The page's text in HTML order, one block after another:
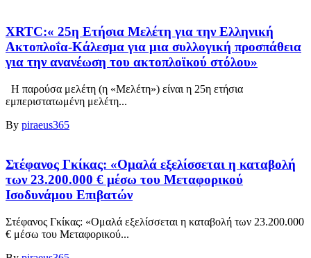
XRTC:« 25η Ετήσια Μελέτη για την Ελληνική
Ακτοπλοΐα-Κάλεσμα για μια συλλογική προσπάθεια
για την ανανέωση του ακτοπλοϊκού στόλου»
Η παρούσα μελέτη (η «Μελέτη») είναι η 25η ετήσια
εμπεριστατωμένη μελέτη...
By piraeus365
Στέφανος Γκίκας: «Ομαλά εξελίσσεται η καταβολή
των 23.200.000 € μέσω του Μεταφορικού
Ισοδυνάμου Επιβατών
Στέφανος Γκίκας: «Ομαλά εξελίσσεται η καταβολή των 23.200.000
€ μέσω του Μεταφορικού...